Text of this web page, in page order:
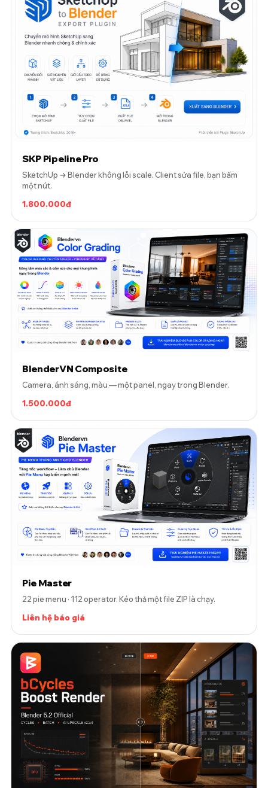
SKP Pipeline Pro
SketchUp → Blender không lỗi scale. Client sửa file, bạn bấm
một nút.
1.800.000đ
BlenderVN Composite
Camera, ánh sáng, màu — một panel, ngay trong Blender.
1.500.000đ
Pie Master
22 pie menu · 112 operator. Kéo thả một file ZIP là chạy.
Liên hệ báo giá